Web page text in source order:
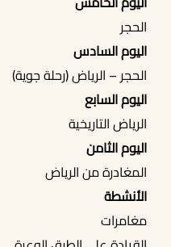
الحجر
اليوم السادس
الحجر – الرياض (رحلة جوية)
اليوم السابع
الرياض التاريخية
اليوم الثامن
المغادرة من الرياض
الأنشطة
مغامرات